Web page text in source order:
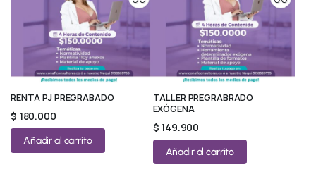
RENTA PJ PREGRABADO
$ 180.000
Añadir al carrito
TALLER PREGRABRADO
EXÓGENA
$ 149.900
Añadir al carrito